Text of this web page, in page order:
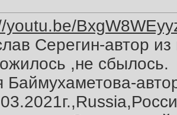
youtu.be/
Серегин-автор
,не сбылось.
Баймухаметова-